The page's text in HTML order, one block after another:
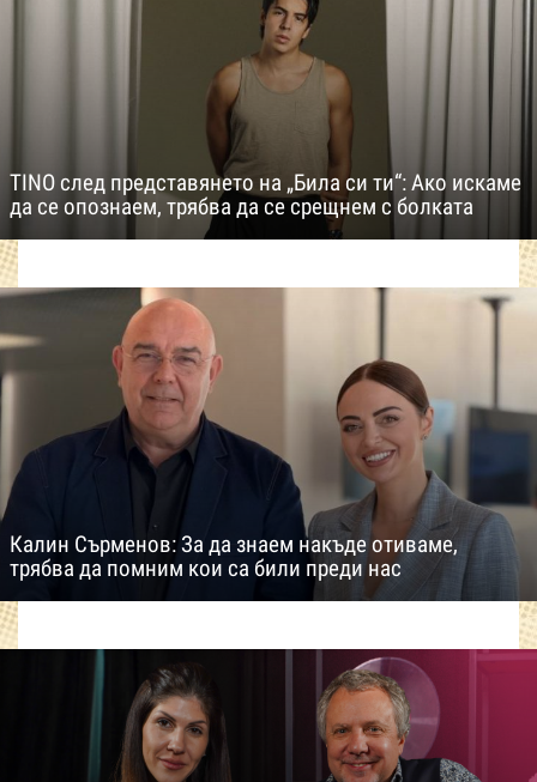
TINO след представянето на „Била си ти“: Ако искаме
да се опознаем, трябва да се срещнем с болката
Калин Сърменов: За да знаем накъде отиваме,
трябва да помним кои са били преди нас